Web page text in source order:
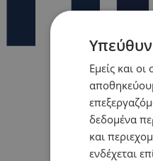
Εμείς και
δεδομένα
και
ενδέχεται